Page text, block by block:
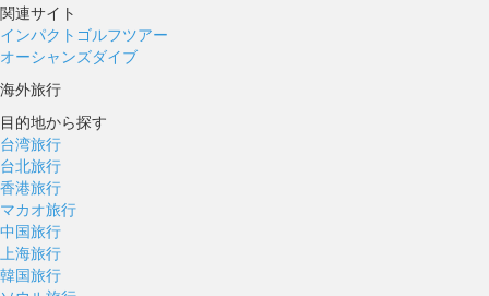
関連サイト
インパクトゴルフツアー
オーシャンズダイブ
海外旅行
目的地から探す
台湾旅行
台北旅行
香港旅行
マカオ旅行
中国旅行
上海旅行
韓国旅行